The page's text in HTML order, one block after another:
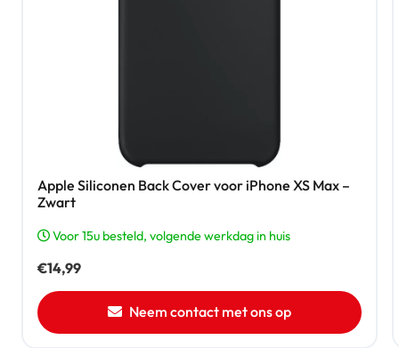
Apple Siliconen Back Cover voor iPhone XS Max –
Zwart
Voor 15u besteld, volgende werkdag in huis
€14,99
Neem contact met ons op